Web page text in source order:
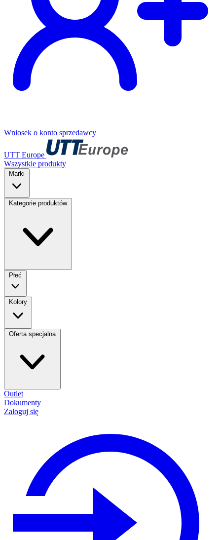
Wniosek o konto sprzedawcy
UTT Europe
Wszystkie produkty
Marki
Kategorie produktów
Płeć
Kolory
Oferta specjalna
Outlet
Dokumenty
Zaloguj się